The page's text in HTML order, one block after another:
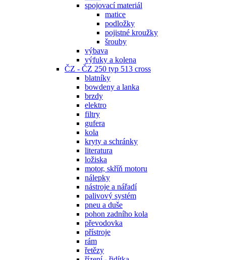
spojovací materiál
matice
podložky
pojistné kroužky
šrouby
výbava
výfuky a kolena
ČZ - ČZ 250 typ 513 cross
blatníky
bowdeny a lanka
brzdy
elektro
filtry
gufera
kola
kryty a schránky
literatura
ložiska
motor, skříň motoru
nálepky
nástroje a nářadí
palivový systém
pneu a duše
pohon zadního kola
převodovka
přístroje
rám
řetězy